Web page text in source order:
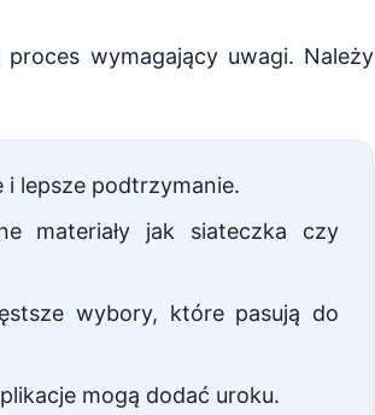
wymagający uwagi. Należy
lepsze podtrzymanie.
materiały jak siateczka czy
wybory, które pasują do
mogą dodać uroku.